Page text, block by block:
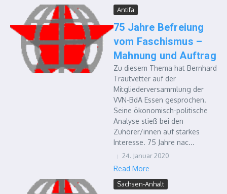
Antifa
75 Jahre Befreiung
vom Faschismus –
Mahnung und Auftrag
Zu diesem Thema hat Bernhard
Trautvetter auf der
Mitgliederversammlung der
VVN-BdA Essen gesprochen.
Seine ökonomisch-politische
Analyse stieß bei den
Zuhörer/innen auf starkes
Interesse. 75 Jahre nac...
24. Januar 2020
Read More
Sachsen-Anhalt